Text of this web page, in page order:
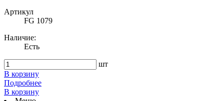
Артикул
FG 1079
Наличие:
Есть
шт
В корзину
Подробнее
В корзину